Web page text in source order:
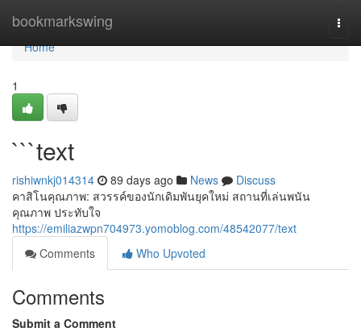
bookmarkswing
Home
Home
1
```text
rishiwnkj014314 89 days ago News
Discuss
คาสิโนคุณภาพ: สวรรค์ของนักเดิมพันยุคใหม่ สถานที่เล่นพนัน
คุณภาพ ประทับใจ
https://emiliazwpn704973.yomoblog.com/48542077/text
Comments
Who Upvoted
Comments
Submit a Comment